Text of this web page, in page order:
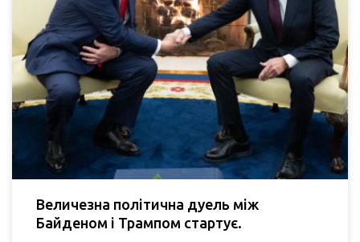
Величезна політична дуель між
Байденом і Трампом стартує.